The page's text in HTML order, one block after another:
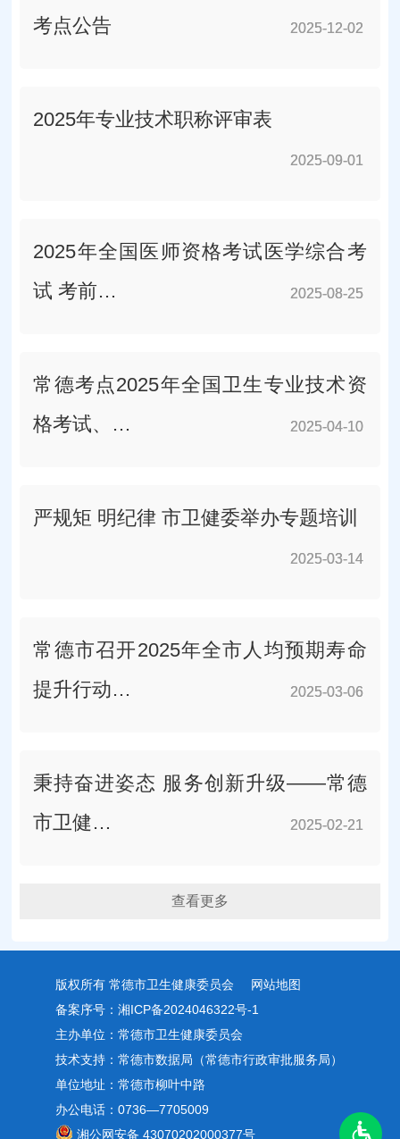
2025-12-02
考点公告
2025-12-02
2025-09-01
2025年专业技术职称评审表
2025-09-01
2025-08-25
2025年全国医师资格考试医学综合考
试 考前…
2025-08-25
2025-04-10
常德考点2025年全国卫生专业技术资
格考试、…
2025-04-10
2025-03-14
严规矩 明纪律 市卫健委举办专题培训
2025-03-14
2025-03-06
常德市召开2025年全市人均预期寿命
提升行动…
2025-03-06
2025-02-21
秉持奋进姿态 服务创新升级——常德
市卫健…
2025-02-21
查看更多
版权所有 常德市卫生健康委员会
网站地图
备案序号：湘ICP备2024046322号-1
主办单位：常德市卫生健康委员会
技术支持：常德市数据局（常德市行政审批服务局）
单位地址：常德市柳叶中路
办公电话：0736—7705009
湘公网安备 43070202000377号